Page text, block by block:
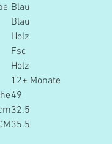
Blau
Blau
Holz
Fsc
Holz
12+ Monate
49
32.5
35.5